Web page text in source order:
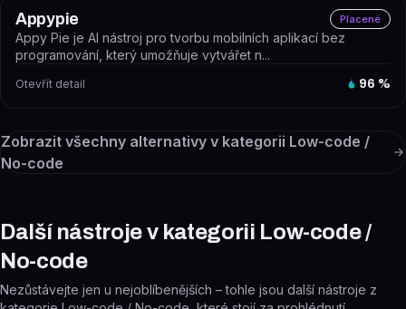
Appypie Placené
Appy Pie je AI nástroj pro tvorbu mobilních aplikací bez
programování, který umožňuje vytvářet n...
Otevřít detail 96 %
Zobrazit všechny alternativy v kategorii Low-code /
No-code
Další nástroje v kategorii Low-code /
No-code
Nezůstávejte jen u nejoblíbenějších – tohle jsou další nástroje z